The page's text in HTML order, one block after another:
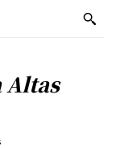
Altas